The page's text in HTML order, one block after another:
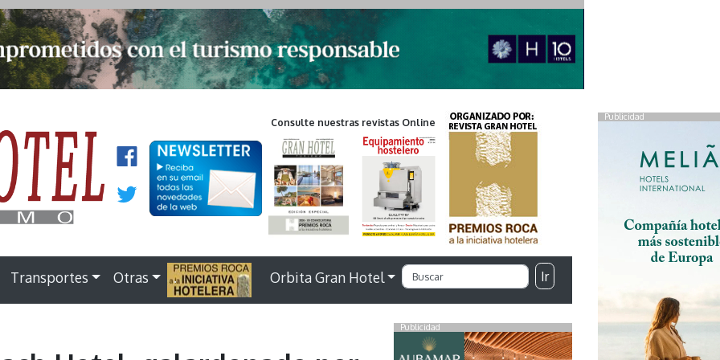
Publicidad
Consulte nuestras revistas Online
Transportes Otras . Orbita Gran Hotel Ir
Publicidad